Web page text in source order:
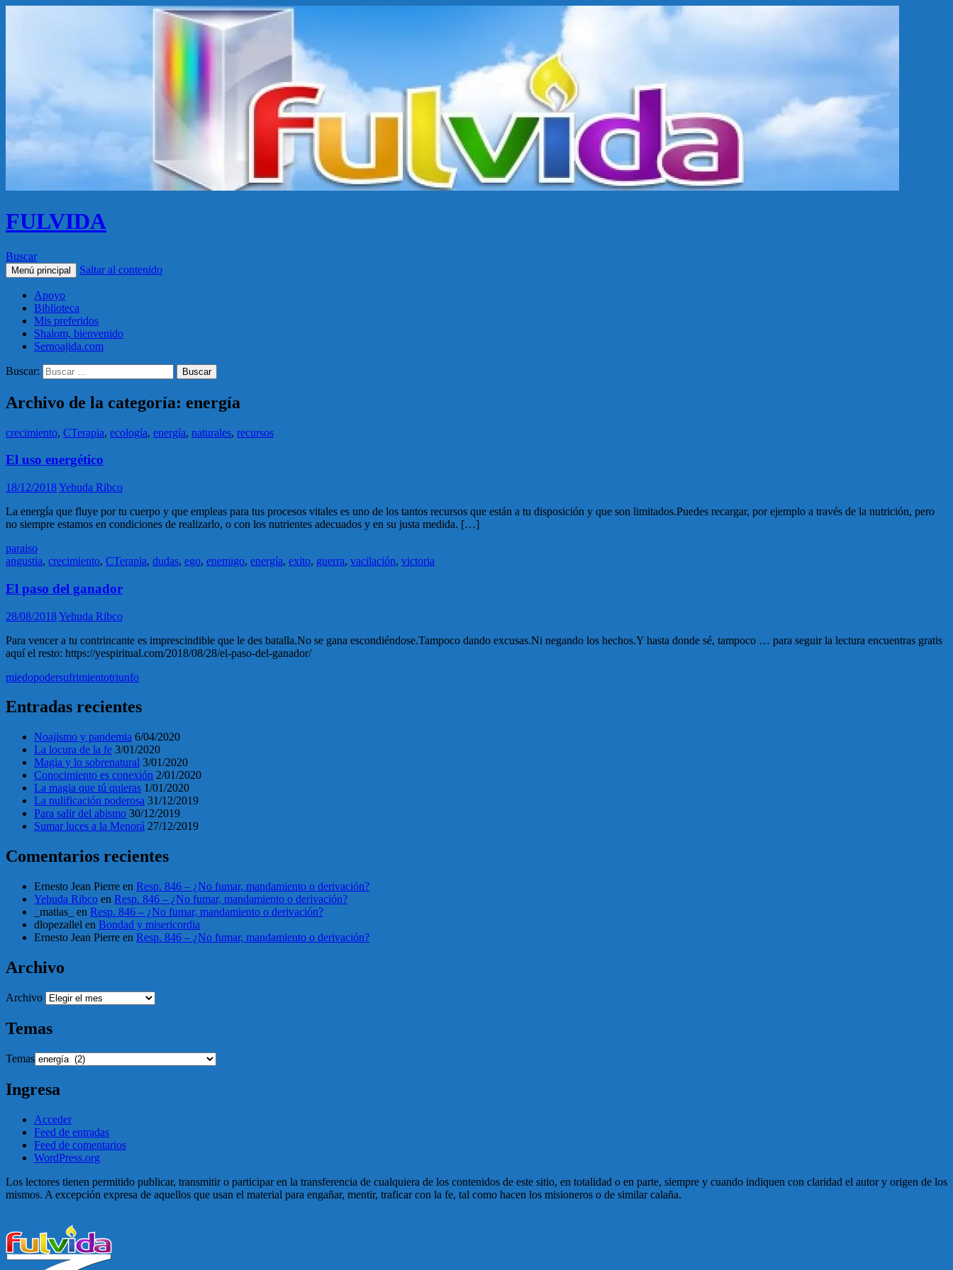
FULVIDA
Buscar
Menú principal Saltar al contenido
Apoyo
Biblioteca
Mis preferidos
Shalom, bienvenido
Sernoajida.com
Buscar:
Archivo de la categoría: energía
crecimiento, CTerapia, ecología, energía, naturales, recursos
El uso energético
18/12/2018Yehuda Ribco
La energía que fluye por tu cuerpo y que empleas para tus procesos vitales es uno de los tantos recursos que están a tu disposición y que son limitados.Puedes recargar, por ejemplo a través de la nutrición, pero
no siempre estamos en condiciones de realizarlo, o con los nutrientes adecuados y en su justa medida. […]
paraiso
angustia, crecimiento, CTerapia, dudas, ego, enemigo, energía, exito, guerra, vacilación, victoria
El paso del ganador
28/08/2018Yehuda Ribco
Para vencer a tu contrincante es imprescindible que le des batalla.No se gana escondiéndose.Tampoco dando excusas.Ni negando los hechos.Y hasta donde sé, tampoco … para seguir la lectura encuentras gratis
aquí el resto: https://yespiritual.com/2018/08/28/el-paso-del-ganador/
miedopodersufrimientotriunfo
Entradas recientes
Noajismo y pandemia 6/04/2020
La locura de la fe 3/01/2020
Magia y lo sobrenatural 3/01/2020
Conocimiento es conexión 2/01/2020
La magia que tú quieras 1/01/2020
La nulificación poderosa 31/12/2019
Para salir del abismo 30/12/2019
Sumar luces a la Menorá 27/12/2019
Comentarios recientes
Ernesto Jean Pierre en Resp. 846 – ¿No fumar, mandamiento o derivación?
Yehuda Ribco en Resp. 846 – ¿No fumar, mandamiento o derivación?
_matias_
en Resp. 846 – ¿No fumar, mandamiento o derivación?
dlopezallel en Bondad y misericordia
Ernesto Jean Pierre en Resp. 846 – ¿No fumar, mandamiento o derivación?
Archivo
Archivo
Temas
Temas
Ingresa
Acceder
Feed de entradas
Feed de comentarios
WordPress.org
Los lectores tienen permitido publicar, transmitir o participar en la transferencia de cualquiera de los contenidos de este sitio, en totalidad o en parte, siempre y cuando indiquen con claridad el autor y origen de los
mismos. A excepción expresa de aquellos que usan el material para engañar, mentir, traficar con la fe, tal como hacen los misioneros o de similar calaña.